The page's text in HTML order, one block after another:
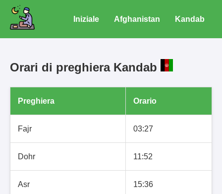
Iniziale Afghanistan Kandab
Orari di preghiera Kandab
Preghiera Orario
Fajr 03:27
Dohr 11:52
Asr 15:36